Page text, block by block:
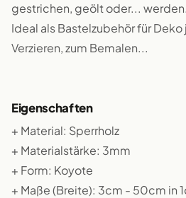
gestrichen, geölt oder... werden.
Ideal als Bastelzubehör für
Verzieren, zum Bemalen...
Eigenschaften
+ Material: Sperrholz
+ Materialstärke: 3mm
+ Form: Koyote
+ Maße (Breite): 3cm - 50cm in